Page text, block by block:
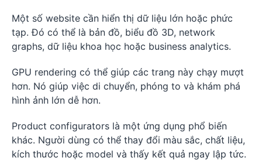
Một số website cần hiển thị dữ liệu lớn hoặc phức
tạp. Đó có thể là bản đồ, biểu đồ 3D, network
graphs, dữ liệu khoa học hoặc business analytics.
GPU rendering có thể giúp các trang này chạy mượt
hơn. Nó giúp việc di chuyển, phóng to và khám phá
hình ảnh lớn dễ hơn.
Product configurators là một ứng dụng phổ biến
khác. Người dùng có thể thay đổi màu sắc, chất liệu,
kích thước hoặc model và thấy kết quả ngay lập tức.